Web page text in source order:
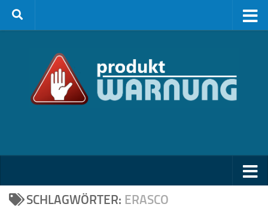
Zum Inhalt springen
SCHLAGWÖRTER: ERASCO